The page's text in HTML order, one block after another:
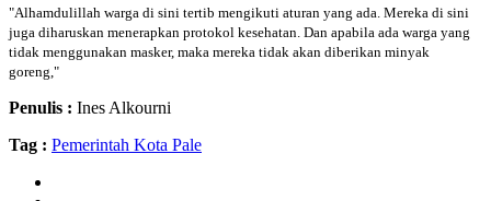
"Alhamdulillah warga di sini tertib mengikuti aturan yang ada. Mereka di sini
juga diharuskan menerapkan protokol kesehatan. Dan apabila ada warga yang
tidak menggunakan masker, maka mereka tidak akan diberikan minyak
goreng,"
Penulis : Ines Alkourni
Tag : Pemerintah Kota Pale